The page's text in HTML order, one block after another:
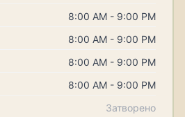
8:00 AM - 9:00 PM
8:00 AM - 9:00 PM
8:00 AM - 9:00 PM
8:00 AM - 9:00 PM
Затворено